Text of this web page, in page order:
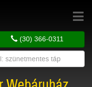
Toggle
(30) 366-0311